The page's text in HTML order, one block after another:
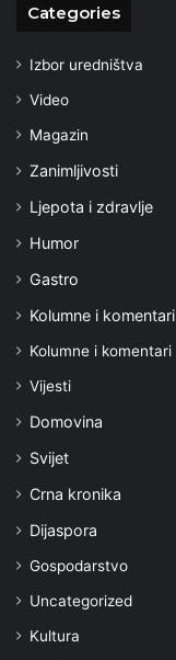
Categories
Izbor uredništva
Video
Magazin
Zanimljivosti
Ljepota i zdravlje
Humor
Gastro
Kolumne i komentari
Kolumne i komentari
Vijesti
Domovina
Svijet
Crna kronika
Dijaspora
Gospodarstvo
Uncategorized
Kultura